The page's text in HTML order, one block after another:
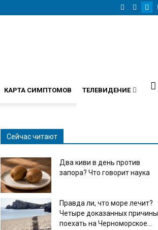
КАРТА СИМПТОМОВ ТЕЛЕВИДЕНИЕ
Сейчас читают
Два киви в день против
запора? Что говорит наука
Правда ли, что море лечит?
Четыре доказанных причины
поехать на Черноморское...